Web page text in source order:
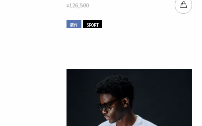
¥126,500
新作 SPORT